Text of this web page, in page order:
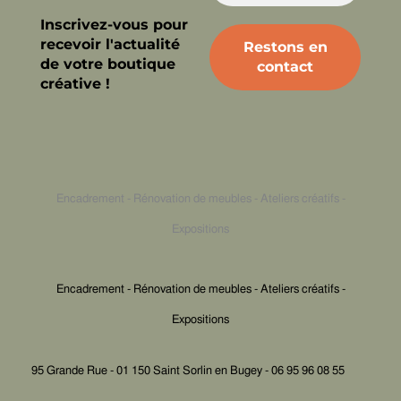
Inscrivez-vous pour
recevoir l'actualité
de votre boutique
créative !
Encadrement - Rénovation de meubles - Ateliers créatifs -
Expositions
Encadrement - Rénovation de meubles - Ateliers créatifs -
Expositions
95 Grande Rue - 01 150 Saint Sorlin en Bugey - 06 95 96 08 55